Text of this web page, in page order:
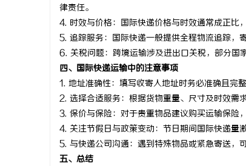
律责任。
4. 时效与价格：
国际快递价格与时效通常成正比
5. 追踪服务：
国际快递一般提供全程物流追踪，
6. 关税问题： 跨境运输涉及进出口关税，部分国
四、国际快递运输中的注意事项
1. 地址准确性：填写收寄人地址时务必准确且完
2. 选择合适服务：根据货物重量、尺寸及时效需
3. 保价与保险：对于贵重物品建议购买运输保险
4. 关注节假日与政策变动：节日期间国际快递量
5. 与快递公司沟通：遇到特殊物品或紧急寄送，
五、总结